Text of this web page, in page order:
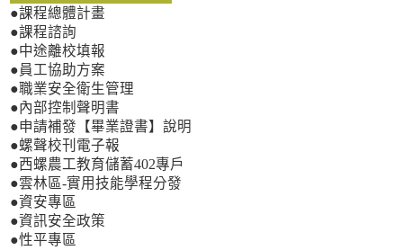
●課程總體計畫
●課程諮詢
●中途離校填報
●員工協助方案
●職業安全衛生管理
●內部控制聲明書
●申請補發【畢業證書】說明
●螺聲校刊電子報
●西螺農工教育儲蓄402專戶
●雲林區-實用技能學程分發
●資安專區
●資訊安全政策
●性平專區